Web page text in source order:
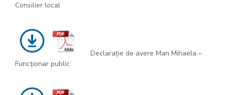
Consilier local
Declarație de avere Man Mihaela –
Funcționar public